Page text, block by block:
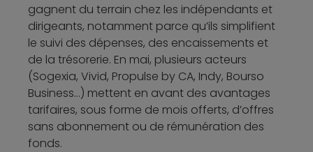
gagnent du terrain chez les indépendants et
dirigeants, notamment parce qu’ils simplifient
le suivi des dépenses, des encaissements et
de la trésorerie. En mai, plusieurs acteurs
(Sogexia, Vivid, Propulse by CA, Indy, Bourso
Business…) mettent en avant des avantages
tarifaires, sous forme de mois offerts, d’offres
sans abonnement ou de rémunération des
fonds.